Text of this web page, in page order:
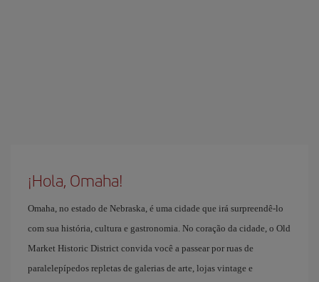
¡Hola, Omaha!
Omaha, no estado de Nebraska, é uma cidade que irá surpreendê-lo
com sua história, cultura e gastronomia. No coração da cidade, o Old
Market Historic District convida você a passear por ruas de
paralelepípedos repletas de galerias de arte, lojas vintage e